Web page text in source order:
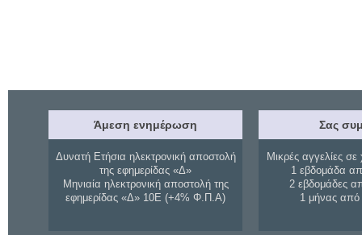
Άμεση ενημέρωση
Δυνατή Ετήσια ηλεκτρονική αποστολή
της εφημερίδας «Δ»
Μηνιαία ηλεκτρονική αποστολή της
εφημερίδας «Δ» 10Ε (+4% Φ.Π.Α)
Σας
Μικρές αγγελίες σε
1 εβδομάδα
2 εβδομάδες
1 μήνας